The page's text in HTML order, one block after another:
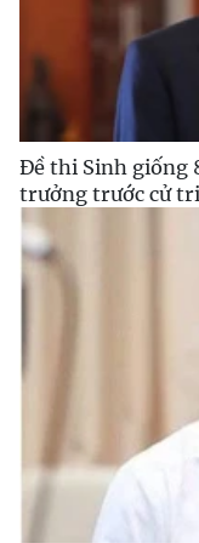
Đề thi Sinh giống
trưởng trước cử tri